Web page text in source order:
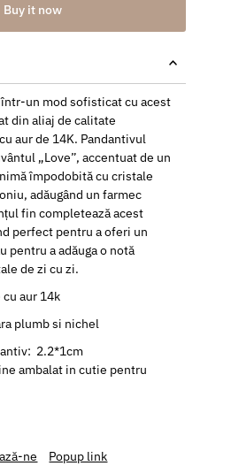
Buy it now
un mod sofisticat cu acest
din aliaj de calitate
aur de 14K. Pandantivul
„Love”, accentuat de un
împodobită cu cristale
adăugând un farmec
fin completează acest
perfect pentru a oferi un
pentru a adăuga o notă
de zi cu zi.
aur 14k
plumb si nichel
2.2*1cm
ambalat in cutie pentru
ne Popup link